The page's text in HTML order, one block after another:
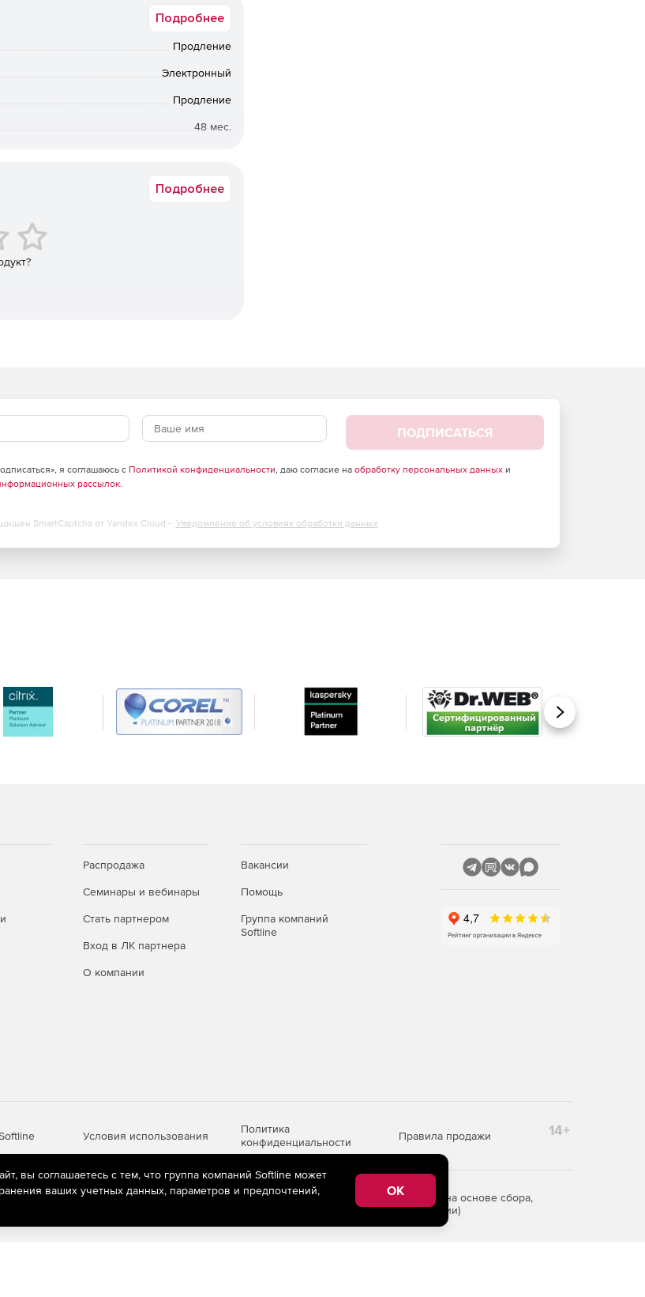
Подробнее
Продление
Электронный
Продление
48 мес.
Подробнее
ПОДПИСАТЬСЯ
я соглашаюсь с Политикой конфиденциальности, даю согласие на обработку персональных данныхи
рассылок.
SmartCaptcha от Yandex Cloud - Уведомление об условиях обработки данных
Вперед
Распродажа
Семинары и вебинары
Стать партнером
Вход в ЛК партнера
О компании
Вакансии
Помощь
Группа компаний
Softline
Условия использования
Политика
конфиденциальности
Правила продажи 14+
технологии (информационные технологии предоставления информации на основе сбора,
пользователей сети «Интернет», находящихся на территории Российской Федерации)
вы соглашаетесь с тем, что группа компаний Softline может
ваших учетных данных, параметров и предпочтений,
OK